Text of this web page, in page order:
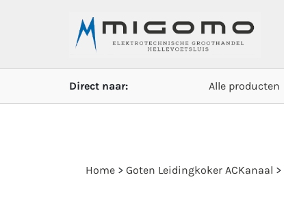
Direct naar: Alle producten
Home > Goten Leidingkoker ACKanaal >